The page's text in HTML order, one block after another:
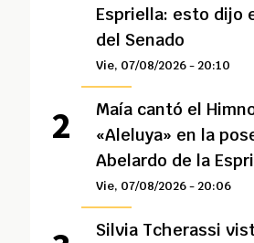
Espriella: esto dijo
del Senado
Vie, 07/08/2026 - 20:10
Maía cantó el
«Aleluya» en la
Abelardo de la
Vie, 07/08/2026 - 20:06
Silvia Tcherassi